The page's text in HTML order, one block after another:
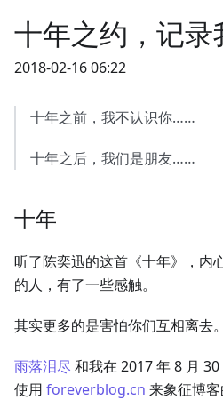
十年之约，记
2018-02-16 06:22
十年之前，我不认识你……
十年之后，我们是朋友……
十年
听了陈奕迅的这首《十年》，内
的人，有了一些感触。
其实更多的是害怕你们互相离去。
雨落泪尽 和我在 2017 年 8 月
使用 foreverblog.cn 来象征博